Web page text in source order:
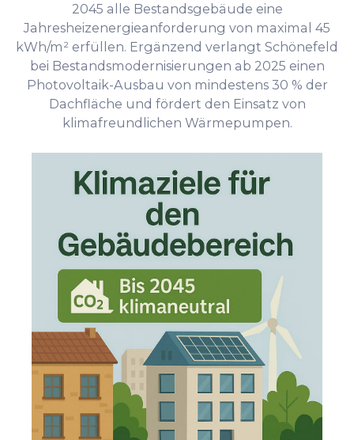
2045 alle Bestandsgebäude eine
Jahresheizenergieanforderung von maximal 45
kWh/m² erfüllen. Ergänzend verlangt Schönefeld
bei Bestandsmodernisierungen ab 2025 einen
Photovoltaik-Ausbau von mindestens 30 % der
Dachfläche und fördert den Einsatz von
klimafreundlichen Wärmepumpen.